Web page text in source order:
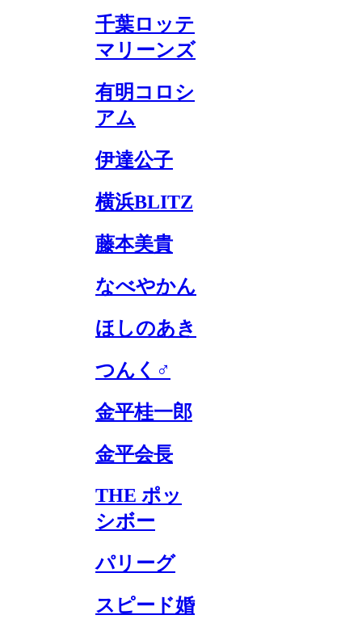
千葉ロッテ
マリーンズ
有明コロシ
アム
伊達公子
横浜BLITZ
藤本美貴
なべやかん
ほしのあき
つんく♂
金平桂一郎
金平会長
THE ポッ
シボー
パリーグ
スピード婚